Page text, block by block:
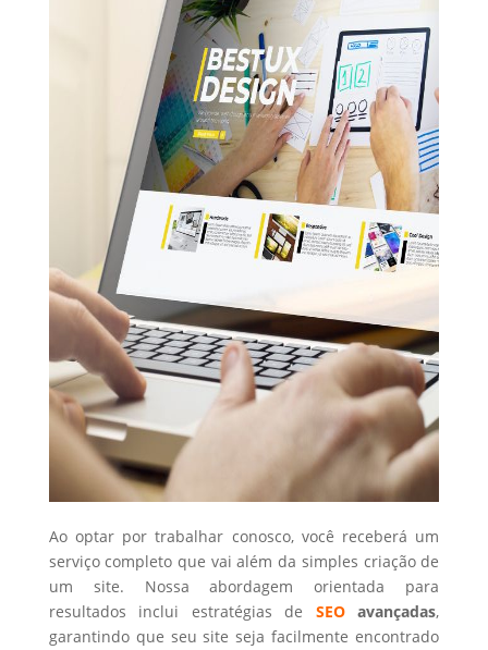
Ao optar por trabalhar conosco, você receberá um
serviço completo que vai além da simples criação de
um site. Nossa abordagem orientada para
resultados inclui estratégias de SEOavançadas,
garantindo que seu site seja facilmente encontrado